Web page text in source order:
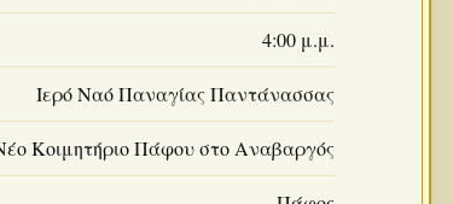
4:00 μ.μ.
Ιερό Ναό Παναγίας Παντάνασσας
Κοιμητήριο Πάφου στο Αναβαργός